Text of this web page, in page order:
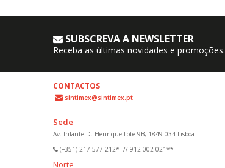
SUBSCREVA A NEWSLETTER
Receba as últimas novidades e promoções.
CONTACTOS
sintimex@sintimex.pt
Sede
Av. Infante D. Henrique Lote 9B, 1849-034 Lisboa
(+351) 217 577 212* // 912 002 021**
Norte